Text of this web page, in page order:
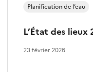
L’État des lieux
Planification de l’eau
23 février 2026